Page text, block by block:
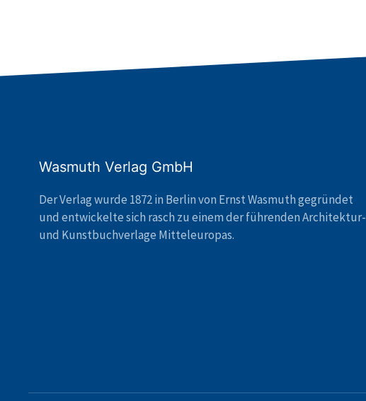
Wasmuth Verlag GmbH
Der Verlag wurde 1872 in Berlin von Ernst Wasmuth gegründet
und entwickelte sich rasch zu einem der führenden Architektur-
und Kunstbuchverlage Mitteleuropas.